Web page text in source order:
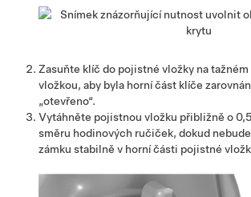
Zasuňte klíč do pojistné vložky na
vložkou, aby byla horní část klíče
„otevřeno“.
Vytáhněte pojistnou vložku přibližně o
směru hodinových ručiček, dokud
zámku stabilně v horní části pojistné